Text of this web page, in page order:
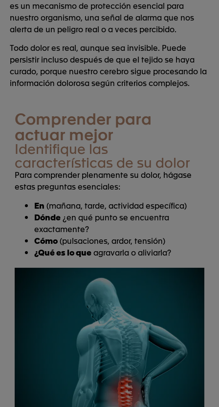
es un mecanismo de protección esencial para
nuestro organismo, una señal de alarma que nos
alerta de un peligro real o a veces percibido.
Todo dolor es real, aunque sea invisible. Puede
persistir incluso después de que el tejido se haya
curado, porque nuestro cerebro sigue procesando la
información dolorosa según criterios complejos.
Comprender para
actuar mejor
Identifique las
características de su dolor
Para comprender plenamente su dolor, hágase
estas preguntas esenciales:
En (mañana, tarde, actividad específica)
Dónde ¿en qué punto se encuentra
exactamente?
Cómo(pulsaciones, ardor, tensión)
¿Qué es lo queagravarla o aliviarla?